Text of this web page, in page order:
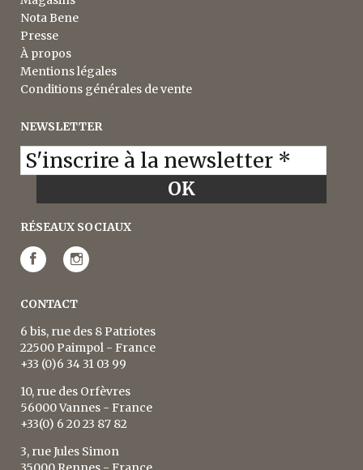
Nota Bene
Presse
À propos
Mentions légales
Conditions générales de vente
NEWSLETTER
RÉSEAUX SOCIAUX
CONTACT
6 bis, rue des 8 Patriotes
22500 Paimpol - France
+33 (0)6 34 31 03 99
10, rue des Orfèvres
56000 Vannes - France
+33(0) 6 20 23 87 82
3, rue Jules Simon